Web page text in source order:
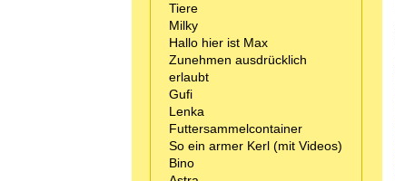
Tiere
Milky
Hallo hier ist Max
Zunehmen ausdrücklich
erlaubt
Gufi
Lenka
Futtersammelcontainer
So ein armer Kerl (mit Videos)
Bino